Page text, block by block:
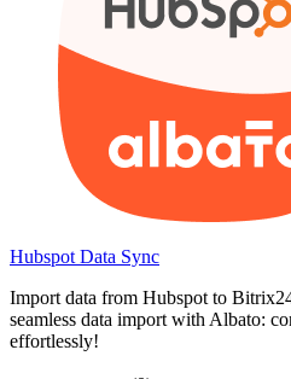
Hubspot Data Sync
Import data from Hubspot to
seamless data import with Albato:
effortlessly!